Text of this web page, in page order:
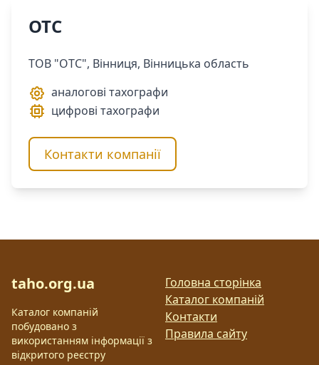
ОТС
ТОВ "ОТС", Вінниця, Вінницька область
аналогові тахографи
цифрові тахографи
Контакти компанії
taho.org.ua
Каталог компаній
побудовано з
використанням інформації з
відкритого реєстру
Головна сторінка
Каталог компаній
Контакти
Правила сайту